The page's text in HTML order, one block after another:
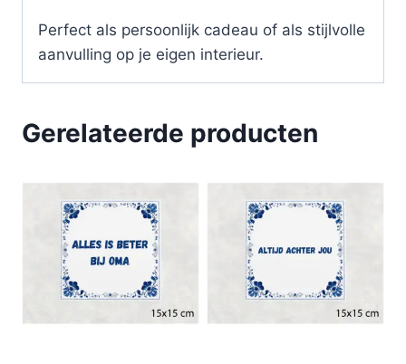
Perfect als persoonlijk cadeau of als stijlvolle
aanvulling op je eigen interieur.
Gerelateerde producten